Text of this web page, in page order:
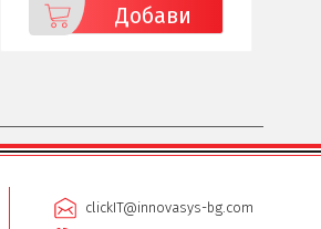
Добави
clickIT@innovasys-bg.com